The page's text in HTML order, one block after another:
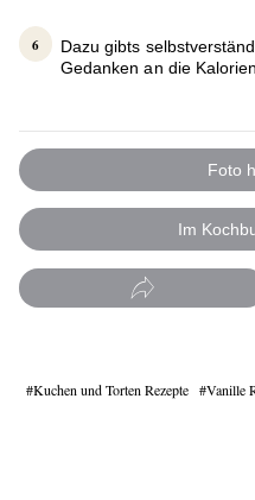
Dazu gibts
Gedanken an die
Foto
Im
Kuchen und Torten Rezepte Vanille